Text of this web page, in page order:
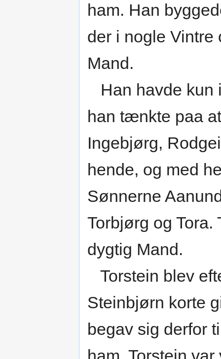
ham. Han
der i nogle Vintre
Mand.
Han havde kun
han tænkte paa
Ingebjørg,
hende, og med
Sønnerne
Torbjørg og
dygtig Mand.
Torstein blev
Steinbjørn korte
begav sig derfor